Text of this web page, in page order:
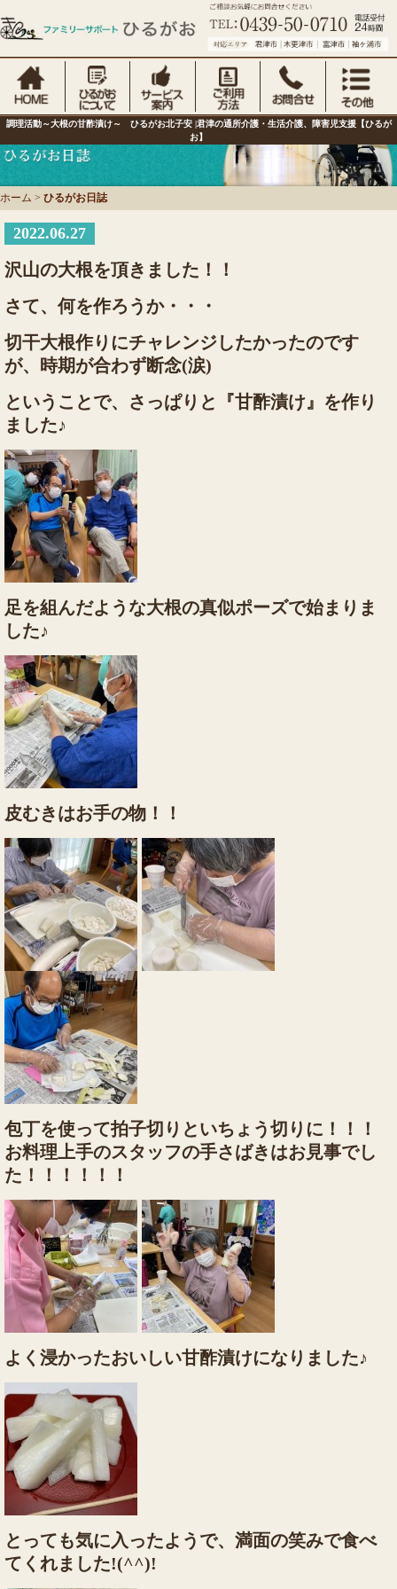
調理活動～大根の甘酢漬け～ ひるがお北子安 |君津の通所介護・生活介護、障害児支援【ひるが
お】
ホーム > ひるがお日誌
2022.06.27
沢山の大根を頂きました！！
さて、何を作ろうか・・・
切干大根作りにチャレンジしたかったのです
が、時期が合わず断念(涙)
ということで、さっぱりと『甘酢漬け』を作り
ました♪
足を組んだような大根の真似ポーズで始まりま
した♪
皮むきはお手の物！！
包丁を使って拍子切りといちょう切りに！！！
お料理上手のスタッフの手さばきはお見事でし
た！！！！！！
よく浸かったおいしい甘酢漬けになりました♪
とっても気に入ったようで、満面の笑みで食べ
てくれました!(^^)!